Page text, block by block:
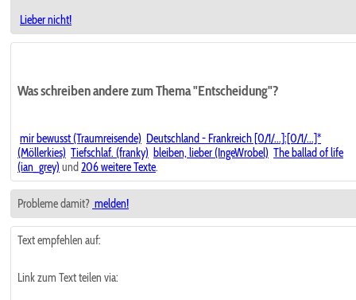
Lieber nicht!
Was schreiben andere zum Thema "Entscheidung"?
mir bewusst (Traumreisende) Deutschland - Frankreich [0/1/...]:[0/1/...]*
(Möllerkies) Tiefschlaf. (franky) bleiben, lieber (IngeWrobel) The ballad of life
(ian_grey) und 206 weitere Texte.
Probleme damit? melden!
Text empfehlen auf:
Link zum Text teilen via: